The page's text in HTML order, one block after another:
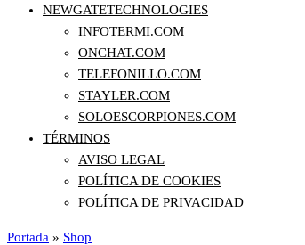
NEWGATETECHNOLOGIES
INFOTERMI.COM
ONCHAT.COM
TELEFONILLO.COM
STAYLER.COM
SOLOESCORPIONES.COM
TÉRMINOS
AVISO LEGAL
POLÍTICA DE COOKIES
POLÍTICA DE PRIVACIDAD
Portada » Shop